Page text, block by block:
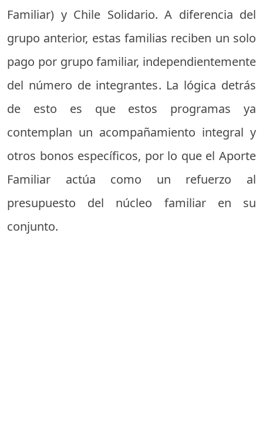
Familiar) y Chile Solidario. A diferencia del
grupo anterior, estas familias reciben un solo
pago por grupo familiar, independientemente
del número de integrantes. La lógica detrás
de esto es que estos programas ya
contemplan un acompañamiento integral y
otros bonos específicos, por lo que el Aporte
Familiar actúa como un refuerzo al
presupuesto del núcleo familiar en su
conjunto.